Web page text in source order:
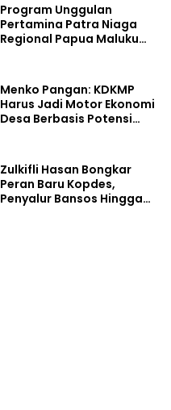
Program Unggulan
Pertamina Patra Niaga
Regional Papua Maluku
Menko Pangan: KDKMP
Harus Jadi Motor Ekonomi
Desa Berbasis Potensi
Perkebunan
Zulkifli Hasan Bongkar
Peran Baru Kopdes,
Penyalur Bansos Hingga